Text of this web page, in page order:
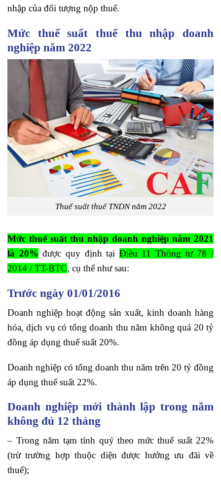
nhập của đối tượng nộp thuế.
Mức thuế suất thuế thu nhập doanh
nghiệp năm 2022
Thuế suất thuế TNDN năm 2022
Mức thuế suất thu nhập doanh nghiệp năm 2021
là 20% được quy định tại Điều 11 Thông tư 78 /
2014 / TT-BTC, cụ thể như sau:
Trước ngày 01/01/2016
Doanh nghiệp hoạt động sản xuất, kinh doanh hàng
hóa, dịch vụ có tổng doanh thu năm không quá 20 tỷ
đồng áp dụng thuế suất 20%.
Doanh nghiệp có tổng doanh thu năm trên 20 tỷ đồng
áp dụng thuế suất 22%.
Doanh nghiệp mới thành lập trong năm
không đủ 12 tháng
– Trong năm tạm tính quý theo mức thuế suất 22%
(trừ trường hợp thuộc diện được hưởng ưu đãi về
thuế);